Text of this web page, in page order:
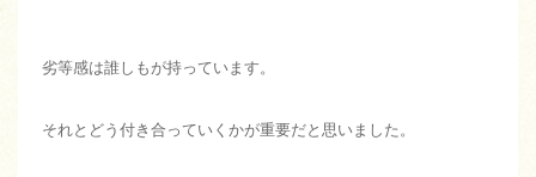
劣等感は誰しもが持っています。
それとどう付き合っていくかが重要だと思いました。